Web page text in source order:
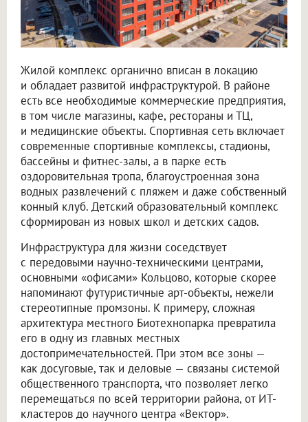
Жилой комплекс органично вписан в локацию
и обладает развитой инфраструктурой. В районе
есть все необходимые коммерческие предприятия,
в том числе магазины, кафе, рестораны и ТЦ,
и медицинские объекты. Спортивная сеть включает
современные спортивные комплексы, стадионы,
бассейны и фитнес-залы, а в парке есть
оздоровительная тропа, благоустроенная зона
водных развлечений с пляжем и даже собственный
конный клуб. Детский образовательный комплекс
сформирован из новых школ и детских садов.
Инфраструктура для жизни соседствует
с передовыми научно-техническими центрами,
основными «офисами» Кольцово, которые скорее
напоминают футуристичные арт-объекты, нежели
стереотипные промзоны. К примеру, сложная
архитектура местного Биотехнопарка превратила
его в одну из главных местных
достопримечательностей. При этом все зоны —
как досуговые, так и деловые — связаны системой
общественного транспорта, что позволяет легко
перемещаться по всей территории района, от ИТ-
кластеров до научного центра «Вектор».